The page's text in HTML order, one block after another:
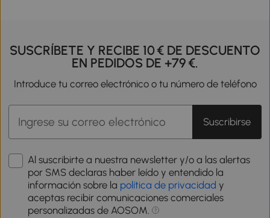
SUSCRÍBETE Y RECIBE 10 € DE DESCUENTO
EN PEDIDOS DE +79 €.
Introduce tu correo electrónico o tu número de teléfono
Suscribirse
Al suscribirte a nuestra newsletter y/o a las alertas
por SMS declaras haber leído y entendido la
información sobre la política de privacidad y
aceptas recibir comunicaciones comerciales
personalizadas de AOSOM.